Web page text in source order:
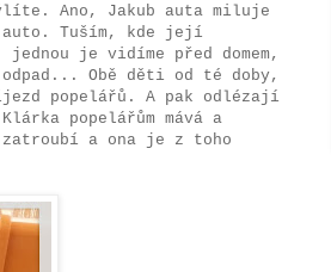
Ano, Jakub auta miluje
auto. Tuším, kde její
je vidíme před domem,
odpad... Obě děti od té doby,
popelářů. A pak odlézají
popelářům mává a
a ona je z toho